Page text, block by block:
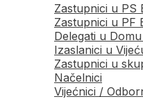
Zastupnici u PS
Zastupnici u PF
Delegati u
Izaslanici u
Zastupnici u
Načelnici
Vijećnici /